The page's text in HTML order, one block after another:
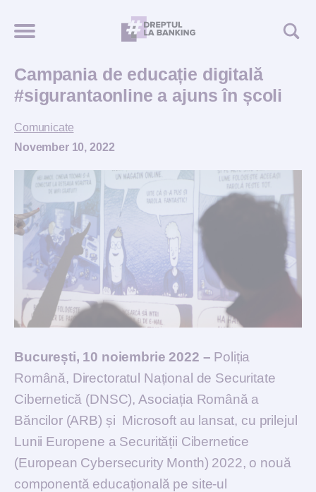
Campania de educație digitală
#sigurantaonline a ajuns în școli
Comunicate
November 10, 2022
București, 10 noiembrie 2022 – Poliția
Română, Directoratul Național de Securitate
Cibernetică (DNSC), Asociația Română a
Băncilor (ARB) și Microsoft au lansat, cu prilejul
Lunii Europene a Securității Cibernetice
(European Cybersecurity Month) 2022, o nouă
componentă educațională pe site-ul